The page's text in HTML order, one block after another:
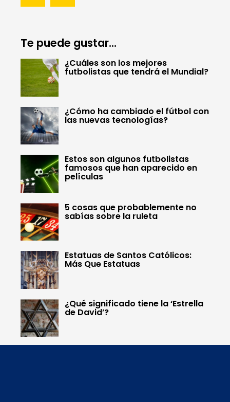
Te puede gustar...
¿Cuáles son los mejores
futbolistas que tendrá el Mundial?
¿Cómo ha cambiado el fútbol con
las nuevas tecnologías?
Estos son algunos futbolistas
famosos que han aparecido en
películas
5 cosas que probablemente no
sabías sobre la ruleta
Estatuas de Santos Católicos:
Más Que Estatuas
¿Qué significado tiene la ‘Estrella
de David’?